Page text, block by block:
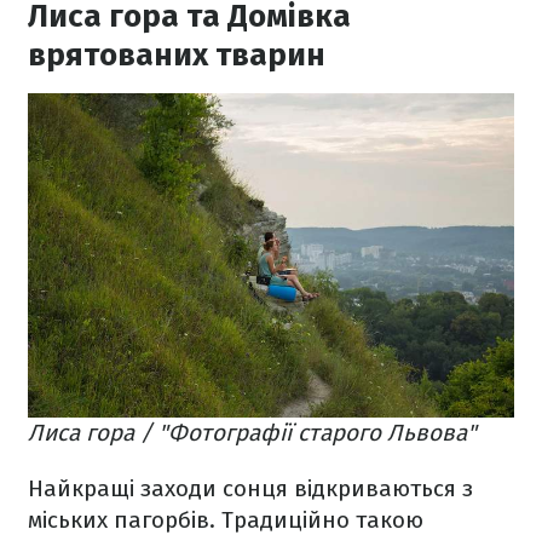
Лиса гора та Домівка
врятованих тварин
Лиса гора / "Фотографії старого Львова"
Найкращі заходи сонця відкриваються з
міських пагорбів. Традиційно такою